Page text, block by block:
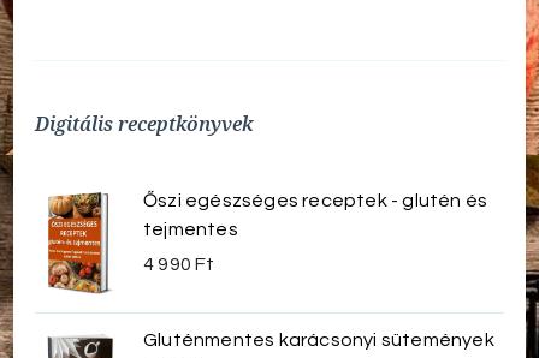
Digitális receptkönyvek
Őszi egészséges receptek - glutén és
tejmentes
4 990Ft
Gluténmentes karácsonyi sütemények